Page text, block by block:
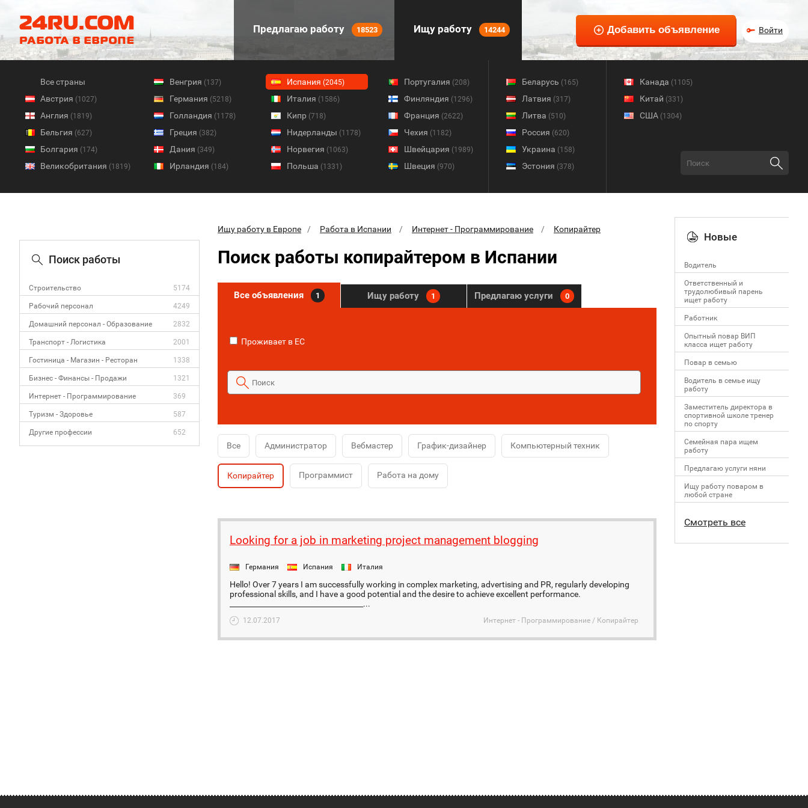
Предлагаю работу 18523 Ищу работу 14244 Войти
Все страны
Австрия (1027)
Англия (1819)
Бельгия (627)
Болгария (174)
Великобритания (1819)
Венгрия (137)
Германия (5218)
Голландия (1178)
Греция (382)
Дания (349)
Ирландия (184)
Испания (2045)
Италия (1586)
Кипр (718)
Нидерланды (1178)
Норвегия (1063)
Польша (1331)
Португалия (208)
Финляндия (1296)
Франция (2622)
Чехия (1182)
Швейцария (1989)
Швеция (970)
Беларусь (165)
Латвия (317)
Литва (510)
Россия (620)
Украина (158)
Эстония (378)
Канада (1105)
Китай (331)
США (1304)
Поиск работы
Строительство 5174
Рабочий персонал 4249
Домашний персонал - Образование 2832
Транспорт - Логистика 2001
Гостиница - Магазин - Ресторан 1338
Бизнес - Финансы - Продажи 1321
Интернет - Программирование 369
Туризм - Здоровье 587
Другие профессии 652
Ищу работу в Европе Работа в Испании Интернет - Программирование Копирайтер
Поиск работы копирайтером в Испании
Все объявления 1 Ищу работу 1 Предлагаю услуги 0
Проживает в ЕС
Все Администратор Вебмастер График-дизайнер Компьютерный техник
Копирайтер Программист Работа на дому
Looking for a job in marketing project management blogging
Германия Испания Италия
Hello! Over 7 years I am successfully working in complex marketing, advertising and PR, regularly developing
professional skills, and I have a good potential and the desire to achieve excellent performance.
_____________________________________...
12.07.2017 Интернет - Программирование / Копирайтер
Новые
Водитель
Ответственный и
трудолюбивый парень
ищет работу
Работник
Опытный повар ВИП
класса ищет работу
Повар в семью
Водитель в семье ищу
работу
Заместитель директора в
спортивной школе тренер
по спорту
Семейная пара ищем
работу
Предлагаю услуги няни
Ищу работу поваром в
любой стране
Смотреть все